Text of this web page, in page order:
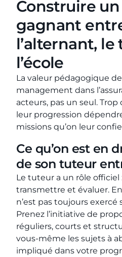
Construire
gagnant
l’alternant,
l’école
La valeur pédagogique
management dans
acteurs, pas un seul. Trop
leur progression
missions qu’on leur
Ce qu’on est en
de son tuteur
Le tuteur a un rôle officiel
transmettre et évaluer.
n’est pas toujours
Prenez l’initiative de
réguliers, courts et
vous-même les sujets à
impliqué dans votre